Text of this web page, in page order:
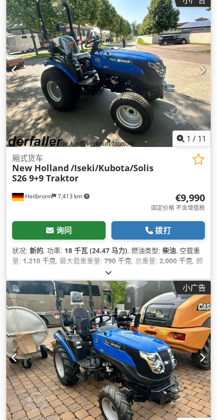
1 / 11
Heilbronn 7,413 km
厢式货车
New Holland /Iseki/Kubota/Solis
S26 9+9 Traktor
€9,990
固定价格 不含增值税
询问 拨打
状况: 新的, 功率: 18 千瓦 (24.47 马力), 燃油类型: 柴油, 空载重
量: 1,210 千克, 最大载重重量: 790 千克, 总重量: 2,000 千克, 颜
, 悬挂系统:
2,895 毫米, 设备:全轮驱动,
小广告